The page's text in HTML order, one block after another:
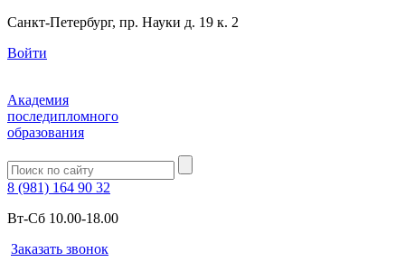
Санкт-Петербург, пр. Науки д. 19 к. 2
Войти
Академия
последипломного
образования
8 (981) 164 90 32
Вт-Сб 10.00-18.00
Заказать звонок